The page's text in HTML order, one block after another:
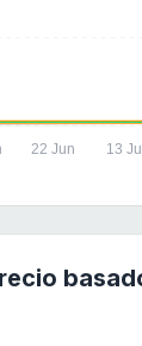
22 Jun 13 Jul